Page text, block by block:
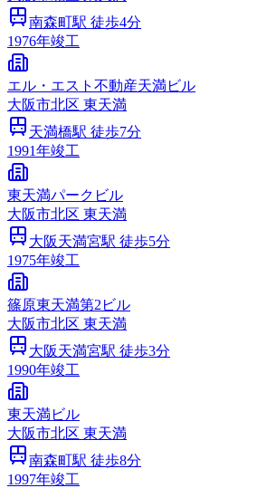
南森町駅 徒歩4分
1976年竣工
エル・エスト不動産天満ビル
大阪市北区 東天満
天満橋駅 徒歩7分
1991年竣工
東天満パークビル
大阪市北区 東天満
大阪天満宮駅 徒歩5分
1975年竣工
篠原東天満第2ビル
大阪市北区 東天満
大阪天満宮駅 徒歩3分
1990年竣工
東天満ビル
大阪市北区 東天満
南森町駅 徒歩8分
1997年竣工